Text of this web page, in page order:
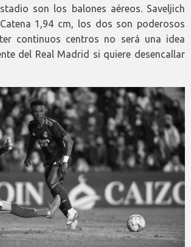
son los balones aéreos. Saveljich
1,94 cm, los dos son poderosos
continuos centros no será una idea
del Real Madrid si quiere desencallar